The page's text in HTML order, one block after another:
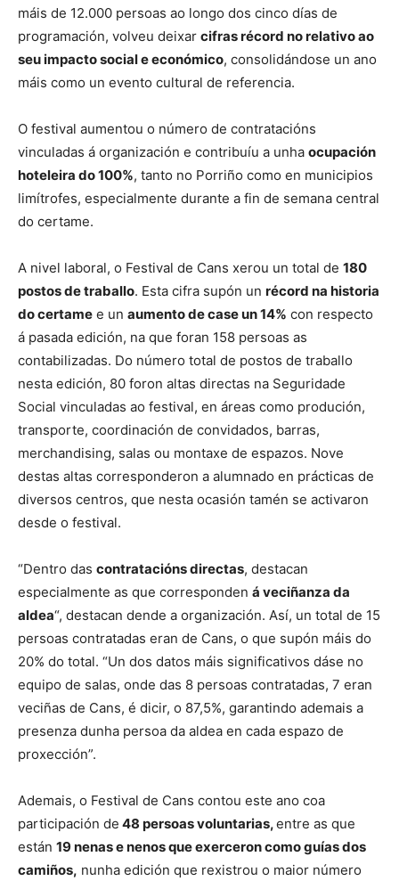
máis de 12.000 persoas ao longo dos cinco días de
programación, volveu deixar cifras récord no relativo ao
seu impacto social e económico, consolidándose un ano
máis como un evento cultural de referencia.
O festival aumentou o número de contratacións
vinculadas á organización e contribuíu a unha ocupación
hoteleira do 100%, tanto no Porriño como en municipios
limítrofes, especialmente durante a fin de semana central
do certame.
A nivel laboral, o Festival de Cans xerou un total de 180
postos de traballo. Esta cifra supón un récord na historia
do certame e un aumento de case un 14% con respecto
á pasada edición, na que foran 158 persoas as
contabilizadas. Do número total de postos de traballo
nesta edición, 80 foron altas directas na Seguridade
Social vinculadas ao festival, en áreas como produción,
transporte, coordinación de convidados, barras,
merchandising, salas ou montaxe de espazos. Nove
destas altas corresponderon a alumnado en prácticas de
diversos centros, que nesta ocasión tamén se activaron
desde o festival.
“Dentro das contratacións directas, destacan
especialmente as que corresponden á veciñanza da
aldea“, destacan dende a organización. Así, un total de 15
persoas contratadas eran de Cans, o que supón máis do
20% do total. “Un dos datos máis significativos dáse no
equipo de salas, onde das 8 persoas contratadas, 7 eran
veciñas de Cans, é dicir, o 87,5%, garantindo ademais a
presenza dunha persoa da aldea en cada espazo de
proxección”.
Ademais, o Festival de Cans contou este ano coa
participación de 48 persoas voluntarias,entre as que
están 19 nenas e nenos que exerceron como guías dos
camiños, nunha edición que rexistrou o maior número